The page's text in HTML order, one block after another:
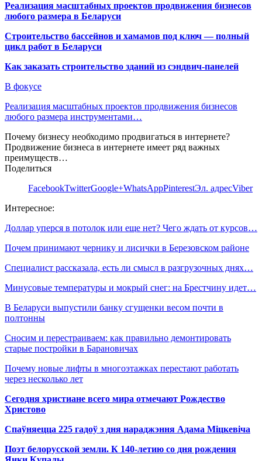
Реализация масштабных проектов продвижения бизнесов
любого размера в Беларуси
Строительство бассейнов и хамамов под ключ — полный
цикл работ в Беларуси
Как заказать строительство зданий из сэндвич-панелей
В фокусе
Реализация масштабных проектов продвижения бизнесов
любого размера инструментами…
Почему бизнесу необходимо продвигаться в интернете?
Продвижение бизнеса в интернете имеет ряд важных
преимуществ…
Поделиться
FacebookTwitterGoogle+WhatsAppPinterestЭл. адресViber
Интересное:
Доллар уперся в потолок или еще нет? Чего ждать от курсов…
Почем принимают чернику и лисички в Березовском районе
Специалист рассказала, есть ли смысл в разгрузочных днях…
Минусовые температуры и мокрый снег: на Брестчину идет…
В Беларуси выпустили банку сгущенки весом почти в
полтонны
Сносим и перестраиваем: как правильно демонтировать
старые постройки в Барановичах
Почему новые лифты в многоэтажках перестают работать
через несколько лет
Сегодня христиане всего мира отмечают Рождество
Христово
Спаўняецца 225 гадоў з дня нараджэння Адама Міцкевіча
Поэт белорусской земли. К 140-летию со дня рождения